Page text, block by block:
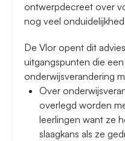
ontwerpdecreet over
nog veel
De Vlor opent dit
uitgangspunten die
onderwijsverandering
Over
overlegd worden
leerlingen want ze
slaagkans als ze